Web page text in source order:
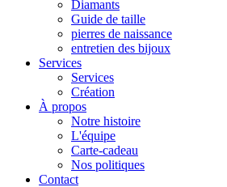
Diamants
Guide de taille
pierres de naissance
entretien des bijoux
Services
Services
Création
À propos
Notre histoire
L'équipe
Carte-cadeau
Nos politiques
Contact